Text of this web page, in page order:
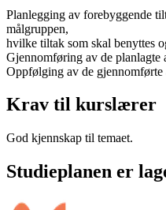
Planlegging av forebyggende
målgruppen,
hvilke tiltak som skal benyttes
Gjennomføring av de planlagte
Oppfølging av de gjennomførte
Krav til kurslærer
God kjennskap til temaet.
Studieplanen er